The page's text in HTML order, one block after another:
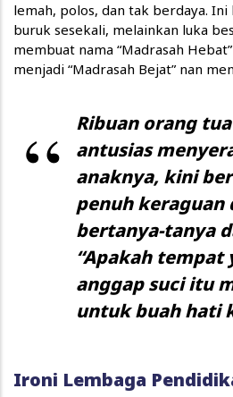
lemah, polos, dan tak berdaya.
buruk sesekali, melainkan luka
membuat nama “Madrasah
menjadi “Madrasah Bejat” nan
Ribuan orang
antusias
anaknya, kini
penuh keraguan
bertanya-tanya
“Apakah tempat
anggap suci itu
untuk buah hati
Ironi Lembaga